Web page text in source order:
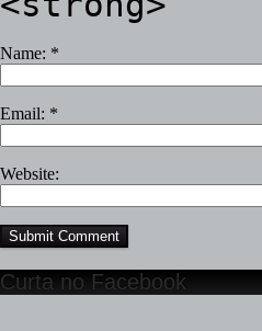
Name: *
Email: *
Website:
Curta no Facebook